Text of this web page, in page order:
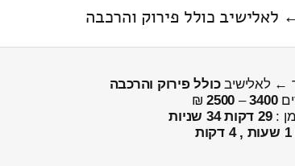
כולל פירוק והרכבה
← לאלישיבכולל פירוק והרכבה
3400
–
2500
₪
:29 דקות 34 שניות
1 שעות , 4 דקות